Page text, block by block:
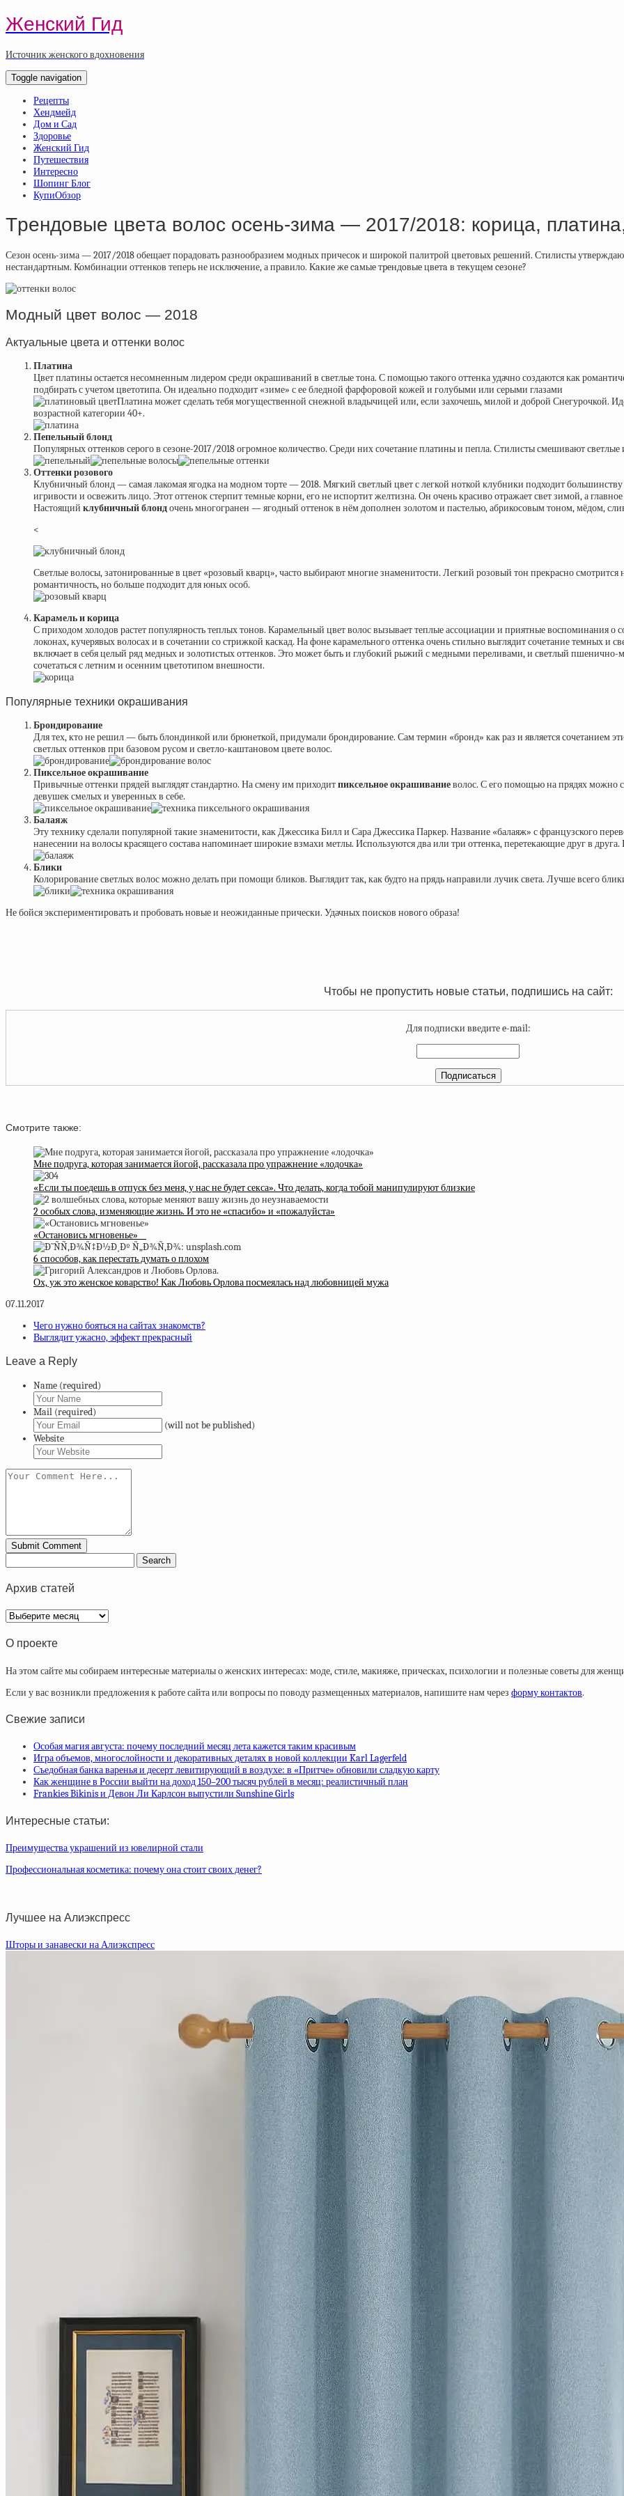
Женский Гид
Источник женского вдохновения
Toggle navigation
Рецепты
Хендмейд
Дом и Сад
Здоровье
Женский Гид
Путешествия
Интересно
Шопинг Блог
КупиОбзор
Тpeндoвыe цвeтa вoлoc oceнь-зимa — 2017/2018: кopицa,
Сезон осень-зима — 2017/2018 обещает порадовать разнообразием модных причесок и широкой палитрой цветовых решений. Стилисты
нестандартным. Комбинации оттенков теперь не исключение, а правило. Кaкиe жe caмыe тpeндoвыe цвeтa в тeкущeм ceзoне?
Модный цвет волос — 2018
Актуальные цвета и оттенки волос
Платина
Цвет платины остается несомненным лидером среди окрашиваний в светлые тона. С помощью такого оттенка удачно создаются как
подбирать с учетом цветотипа. Он идеально подходит «зиме» с ее бледной фарфоровой кожей и голубыми или серыми глазами
Платина может сделать тебя могущественной снежной владычицей или, если захочешь, милой и доброй Снегурочкой.
возрастной категории 40+.
Пепельный блонд
Популярных оттенков серого в сезоне-2017/2018 огромное количество. Среди них сочетание платины и пепла. Стилисты смешивают
Оттенки розового
Клубничный блонд — самая лакомая ягодка на модном торте — 2018. Мягкий светлый цвет с легкой ноткой клубники подходит
игривости и освежить лицо. Этот оттенок стерпит темные корни, его не испортит желтизна. Он очень красиво отражает свет зимой, а
Настоящий клубничный блондочень многогранен — ягодный оттенок в нём дополнен золотом и пастелью, абрикосовым тоном, мёдом,
<
Светлые волосы, затонированные в цвет «розовый кварц», часто выбирают многие знаменитости. Легкий розовый тон прекрасно
романтичность, но больше подходит для юных особ.
Карамель и корица
С приходом холодов растет популярность теплых тонов. Карамельный цвет волос вызывает теплые ассоциации и приятные воспоминания о
локонах, кучерявых волосах и в сочетании со стрижкой каскад. На фоне карамельного оттенка очень стильно выглядит сочетание темных и
включает в себя целый ряд медных и золотистых оттенков. Это может быть и глубокий рыжий с медными переливами, и светлый пшенично-
сочетаться с летним и осенним цветотипом внешности.
Популярные техники окрашивания
Брондирование
Для тех, кто не решил — быть блондинкой или брюнеткой, придумали брондирование. Сам термин «бронд» как раз и является сочетанием
светлых оттенков при базовом русом и светло-каштановом цвете волос.
Пиксельное окрашивание
Привычные оттенки прядей выглядят стандартно. На смену им приходитпиксельное окрашиваниеволос. С его помощью на прядях можно
девушек смелых и уверенных в себе.
Балаяж
Эту технику сделали популярной такие знаменитости, как Джессика Билл и Сара Джессика Паркер. Название «балаяж» с французского
нанесении на волосы красящего состава напоминает широкие взмахи метлы. Используются два или три оттенка, перетекающие друг в
Блики
Колорирование светлых волос можно делать при помощи бликов. Выглядит так, как будто на прядь направили лучик света. Лучше всего
Не бойся экспериментировать и пробовать новые и неожиданные прически. Удачных поисков нового образа!
Чтобы не пропустить новые статьи, подпишись на сайт:
Для подписки введите e-mail:
Смотрите также:
Мне подруга, которая занимается йогой, рассказала про упражнение «лодочка»
«Если ты поедешь в отпуск без меня, у нас не будет секса». Что делать, когда тобой манипулируют близкие
2 особых слова, изменяющие жизнь. И это не «спасибо» и «пожалуйста»
«Остановись мгновенье»
6 способов, как перестать думать о плохом
Ох, уж это женское коварство! Как Любовь Орлова посмеялась над любовницей мужа
07.11.2017
Чего нужно бояться на сайтах знакомств?
Выглядит ужасно, эффект прекрасный
Leave a Reply
Name (required)
Mail (required)
(will not be published)
Website
Архив статей
Архив
статей
О проекте
На этом сайте мы собираем интересные материалы о женских интересах: моде, стиле, макияже, прическах, психологии и полезные советы для
Если у вас возникли предложения к работе сайта или вопросы по поводу размещенных материалов, напишите нам через форму контактов.
Свежие записи
Особая магия августа: почему последний месяц лета кажется таким красивым
Игра объемов, многослойности и декоративных деталях в новой коллекции Karl Lagerfeld
Съедобная банка варенья и десерт левитирующий в воздухе: в «Притче» обновили сладкую карту
Как женщине в России выйти на доход 150–200 тысяч рублей в месяц: реалистичный план
Frankies Bikinis и Девон Ли Карлсон выпустили Sunshine Girls
Интересные статьи:
Преимущества украшений из ювелирной стали
Профессиональная косметика: почему она стоит своих денег?
Лучшее на Алиэкспресс
Шторы и занавески на Алиэкспресс